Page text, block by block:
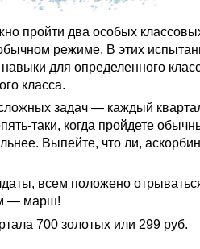
пройти два особых
режиме. В этих
для определенного
класса.
задач — каждый
таки, когда пройдете
Выпейте, что ли,
всем положено
м — марш!
700 золотых или 299 руб.